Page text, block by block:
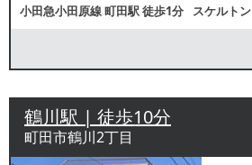
小田急小田原線町田駅徒歩1分 スケルトン
鶴川駅 | 徒歩10分
町田市鶴川2丁目